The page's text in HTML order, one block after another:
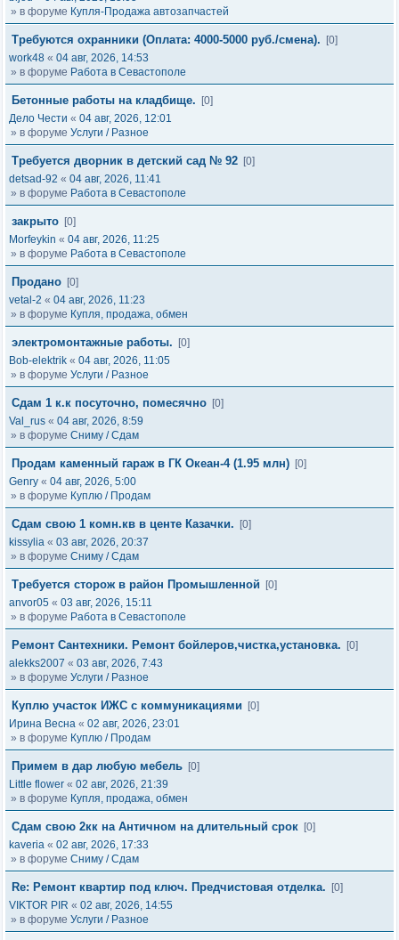
» в форуме Купля-Продажа автозапчастей
Требуются охранники (Оплата: 4000-5000 руб./смена).
[0]
work48 « 04 авг, 2026, 14:53
» в форуме Работа в Севастополе
Бетонные работы на кладбище.
[0]
Дело Чести « 04 авг, 2026, 12:01
» в форуме Услуги / Разное
Требуется дворник в детский сад № 92 [0]
detsad-92 « 04 авг, 2026, 11:41
» в форуме Работа в Севастополе
закрыто [0]
Morfeykin « 04 авг, 2026, 11:25
» в форуме Работа в Севастополе
Продано [0]
vetal-2 « 04 авг, 2026, 11:23
» в форуме Купля, продажа, обмен
электромонтажные работы.
[0]
Bob-elektrik « 04 авг, 2026, 11:05
» в форуме Услуги / Разное
Сдам 1 к.к посуточно, помесячно [0]
Val_rus « 04 авг, 2026, 8:59
» в форуме Сниму / Сдам
Продам каменный гараж в ГК Океан-4 (1.95 млн) [0]
Genry « 04 авг, 2026, 5:00
» в форуме Куплю / Продам
Сдам свою 1 комн.кв в центе Казачки.
[0]
kissylia « 03 авг, 2026, 20:37
» в форуме Сниму / Сдам
Требуется сторож в район Промышленной
[0]
anvor05 « 03 авг, 2026, 15:11
» в форуме Работа в Севастополе
Ремонт Сантехники. Ремонт бойлеров,чистка,установка.
[0]
alekks2007 « 03 авг, 2026, 7:43
» в форуме Услуги / Разное
Куплю участок ИЖС с коммуникациями
[0]
Ирина Весна « 02 авг, 2026, 23:01
» в форуме Куплю / Продам
Примем в дар любую мебель [0]
Little flower « 02 авг, 2026, 21:39
» в форуме Купля, продажа, обмен
Сдам свою 2кк на Античном на длительный срок [0]
kaveria « 02 авг, 2026, 17:33
» в форуме Сниму / Сдам
Re: Ремонт квартир под ключ. Предчистовая отделка.
[0]
VIKTOR PIR « 02 авг, 2026, 14:55
» в форуме Услуги / Разное